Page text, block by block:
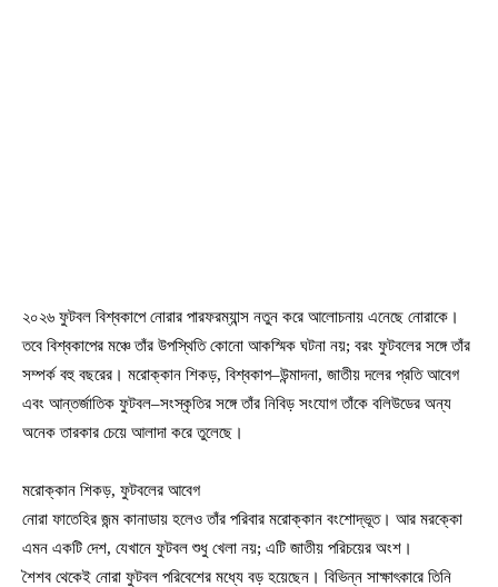
২০২৬ ফুটবল বিশ্বকাপে নোরার পারফরম্যান্স নতুন করে আলোচনায় এনেছে নোরাকে।
তবে বিশ্বকাপের মঞ্চে তাঁর উপস্থিতি কোনো আকস্মিক ঘটনা নয়; বরং ফুটবলের সঙ্গে তাঁর
সম্পর্ক বহু বছরের। মরোক্কান শিকড়, বিশ্বকাপ–উন্মাদনা, জাতীয় দলের প্রতি আবেগ
এবং আন্তর্জাতিক ফুটবল–সংস্কৃতির সঙ্গে তাঁর নিবিড় সংযোগ তাঁকে বলিউডের অন্য
অনেক তারকার চেয়ে আলাদা করে তুলেছে।
মরোক্কান শিকড়, ফুটবলের আবেগ
নোরা ফাতেহির জন্ম কানাডায় হলেও তাঁর পরিবার মরোক্কান বংশোদ্ভূত। আর মরক্কো
এমন একটি দেশ, যেখানে ফুটবল শুধু খেলা নয়; এটি জাতীয় পরিচয়ের অংশ।
শৈশব থেকেই নোরা ফুটবল পরিবেশের মধ্যে বড় হয়েছেন। বিভিন্ন সাক্ষাৎকারে তিনি